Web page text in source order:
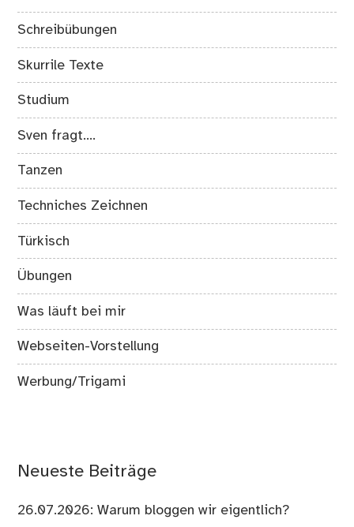
Schreibübungen
Skurrile Texte
Studium
Sven fragt….
Tanzen
Techniches Zeichnen
Türkisch
Übungen
Was läuft bei mir
Webseiten-Vorstellung
Werbung/Trigami
Neueste Beiträge
26.07.2026: Warum bloggen wir eigentlich?